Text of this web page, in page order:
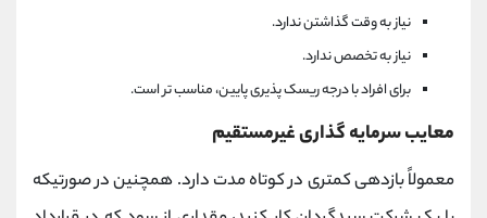
نیاز به وقت گذاشتن ندارد.
نیاز به تخصص ندارد.
برای افراد با درجه ریسک پذیری پایین، مناسب تر است.
معایب سرمایه گذاری غیرمستقیم
معمولاً بازدهی کمتری در کوتاه مدت دارد. همچنین در صورتیکه